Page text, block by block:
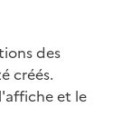
des
créés.
et le